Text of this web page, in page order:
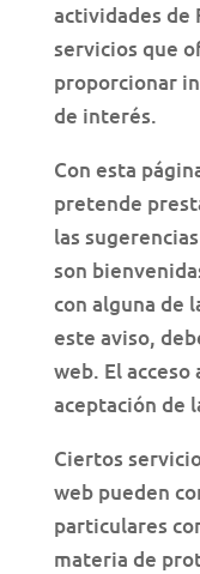
actividades de
servicios que
proporcionar
de interés.
Con esta
pretende
las
son
con alguna de
este aviso,
web. El acceso
aceptación de
Ciertos
web pueden
particulares
materia de